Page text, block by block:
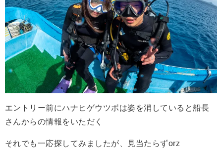
エントリー前にハナヒゲウツボは姿を消していると船長
さんからの情報をいただく
それでも一応探してみましたが、見当たらずorz